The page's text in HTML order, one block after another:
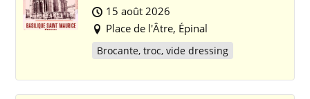
15 août 2026
Place de l'Âtre, Épinal
Brocante, troc, vide dressing